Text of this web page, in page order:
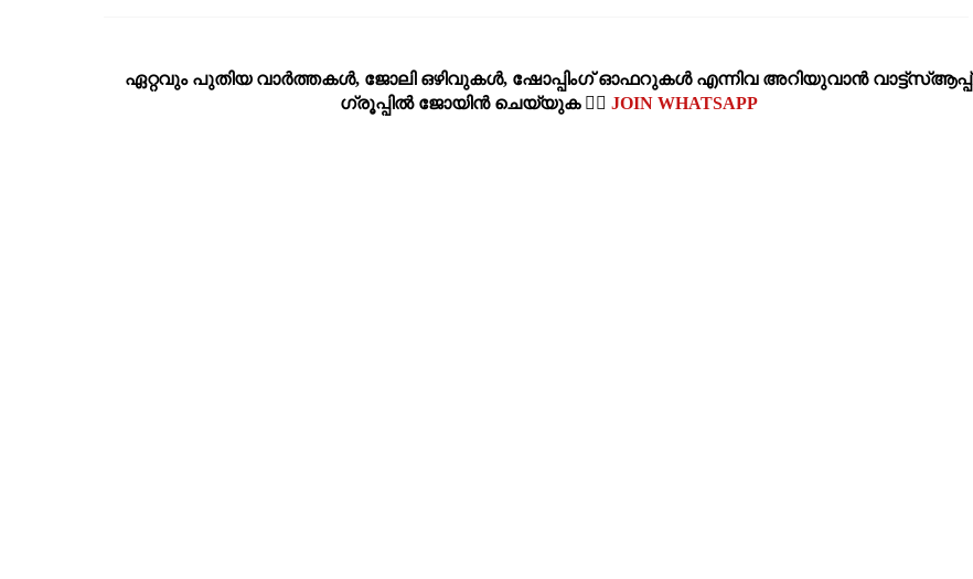
ഏറ്റവും പുതിയ വാര്‍ത്തകള്‍, ജോലി ഒഴിവുകള്‍, ഷോപ്പിംഗ്‌ ഓഫറുകള്‍ എന്നിവ അറിയുവാന്‍ വാട്ട്സ്ആപ്പ്
ഗ്രൂപ്പില്‍ ജോയിന്‍ ചെയ്യുക 👉🏽 JOIN WHATSAPP